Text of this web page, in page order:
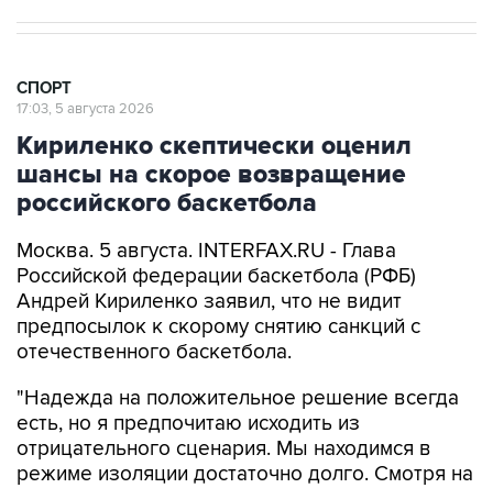
СПОРТ
17:03, 5 августа 2026
Кириленко скептически оценил
шансы на скорое возвращение
российского баскетбола
Москва. 5 августа. INTERFAX.RU - Глава
Российской федерации баскетбола (РФБ)
Андрей Кириленко заявил, что не видит
предпосылок к скорому снятию санкций с
отечественного баскетбола.
"Надежда на положительное решение всегда
есть, но я предпочитаю исходить из
отрицательного сценария. Мы находимся в
режиме изоляции достаточно долго. Смотря на